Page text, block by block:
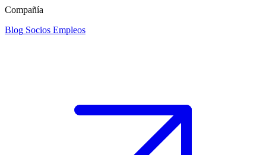
Compañía
Blog Socios Empleos